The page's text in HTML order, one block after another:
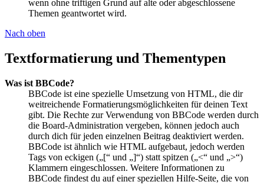
wenn ohne triftigen Grund auf alte oder abgeschlossene
Themen geantwortet wird.
Nach oben
Textformatierung und Thementypen
Was ist BBCode?
BBCode ist eine spezielle Umsetzung von HTML, die dir
weitreichende Formatierungsmöglichkeiten für deinen Text
gibt. Die Rechte zur Verwendung von BBCode werden durch
die Board-Administration vergeben, können jedoch auch
durch dich für jeden einzelnen Beitrag deaktiviert werden.
BBCode ist ähnlich wie HTML aufgebaut, jedoch werden
Tags von eckigen („[“ und „]“) statt spitzen („<“ und „>“)
Klammern eingeschlossen. Weitere Informationen zu
BBCode findest du auf einer speziellen Hilfe-Seite, die von